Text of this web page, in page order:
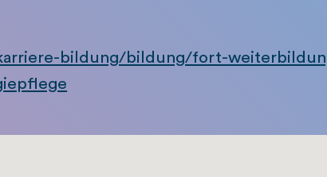
bildung/bildung/fort-